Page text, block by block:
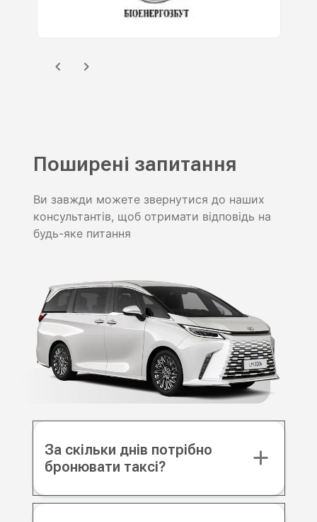
Поширені запитання
Ви завжди можете звернутися до наших
консультантів, щоб отримати відповідь на
будь-яке питання
За скільки днів потрібно
бронювати таксі?